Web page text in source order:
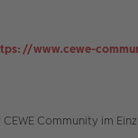
www.cewe-
Community im